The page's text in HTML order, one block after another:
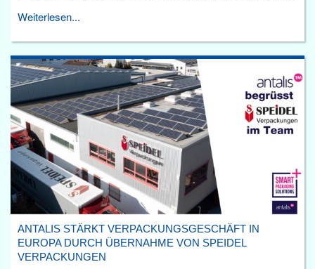
Weiterlesen...
ANTALIS STÄRKT VERPACKUNGSGESCHÄFT IN
EUROPA DURCH ÜBERNAHME VON SPEIDEL
VERPACKUNGEN